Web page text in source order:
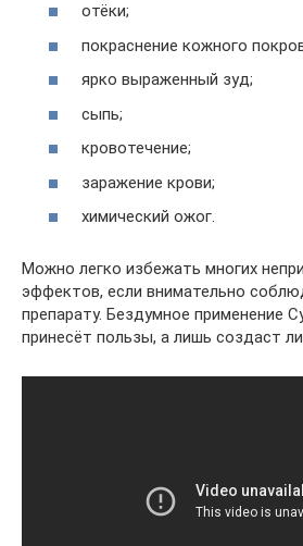
отёки;
покраснение кожного
ярко выраженный зуд;
сыпь;
кровотечение;
заражение крови;
химический ожог.
Можно легко избежать многих
эффектов, если внимательно
препарату. Бездумное применение
принесёт пользы, а лишь создаст